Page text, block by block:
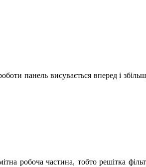
панель висувається вперед і
робоча частина, тобто решітка